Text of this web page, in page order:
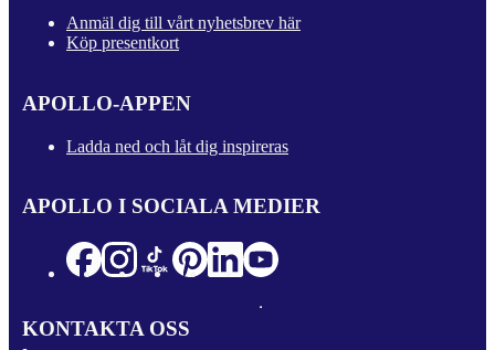
Anmäl dig till vårt nyhetsbrev här
Köp presentkort
APOLLO-APPEN
Ladda ned och låt dig inspireras
APOLLO I SOCIALA MEDIER
KONTAKTA OSS